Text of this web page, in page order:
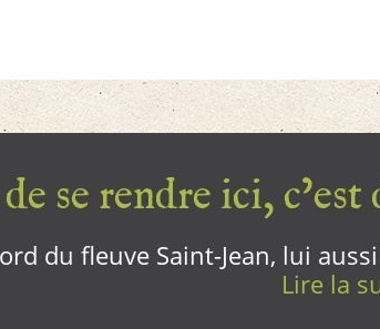
se rendre ici,
du fleuve Saint-Jean, lui
Lire la